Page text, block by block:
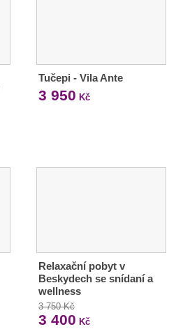
Tučepi - Vila Ante
3 950 Kč
Relaxační pobyt v
Beskydech se snídaní a
wellness
3 750 Kč
3 400 Kč